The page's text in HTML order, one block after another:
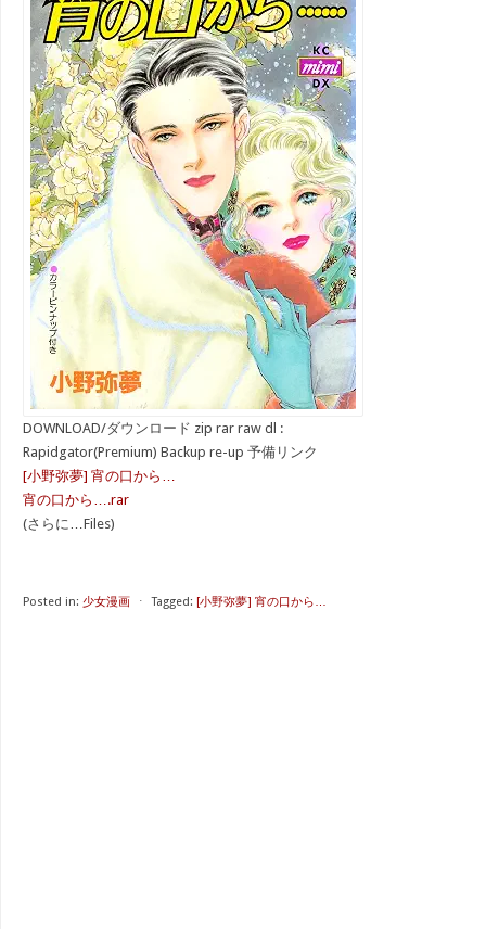
DOWNLOAD/ダウンロード zip rar raw dl :
Rapidgator(Premium) Backup re-up 予備リンク
[小野弥夢] 宵の口から…
宵の口から….rar
(さらに…Files)
Posted in: 少女漫画 ⋅ Tagged: [小野弥夢] 宵の口から…